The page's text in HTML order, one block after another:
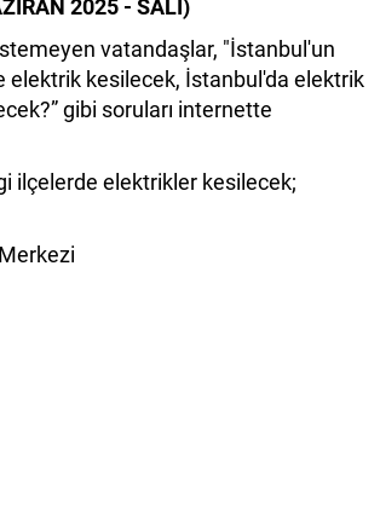
2025 - SALI)
vatandaşlar, "İstanbul'un
elektrik kesilecek, İstanbul'da elektrik
gibi soruları internette
ilçelerde elektrikler kesilecek;